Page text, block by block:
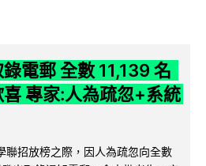
電郵 全數 11,139 名
專家:人為疏忽+系統
聯招放榜之際，因人為疏忽向全數